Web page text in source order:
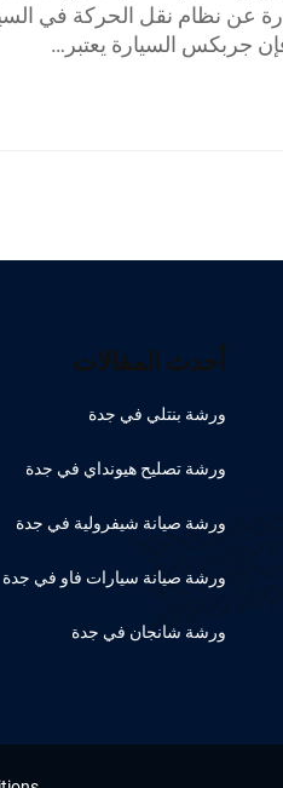
عن نظام نقل الحركة في
جربكس السيارة يعتبر…
أحدث المقالات
ورشة بنتلي في جدة
ورشة تصليح هيونداي في جدة
ورشة صيانة شيفرولية في جدة
ورشة صيانة سيارات فاو في جدة
ورشة شانجان في جدة